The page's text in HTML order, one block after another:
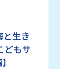
と生き
どもサ